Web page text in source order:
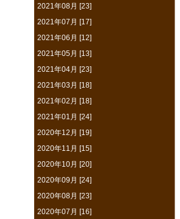
2021年08月 [23]
2021年07月 [17]
2021年06月 [12]
2021年05月 [13]
2021年04月 [23]
2021年03月 [18]
2021年02月 [18]
2021年01月 [24]
2020年12月 [19]
2020年11月 [15]
2020年10月 [20]
2020年09月 [24]
2020年08月 [23]
2020年07月 [16]